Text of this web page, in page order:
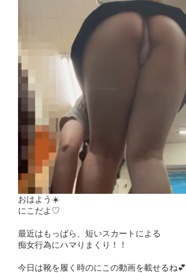
おはよう☀️
にこだよ♡
最近はもっぱら、短いスカートによる
痴女行為にハマりまくり！！
今日は靴を履く時のにこの動画を載せるね💕︎